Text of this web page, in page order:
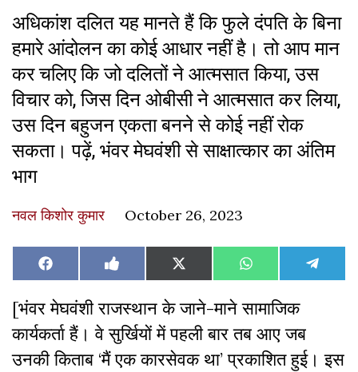
अधिकांश दलित यह मानते हैं कि फुले दंपति के बिना
हमारे आंदोलन का कोई आधार नहीं है। तो आप मान
कर चलिए कि जो दलितों ने आत्मसात किया, उस
विचार को, जिस दिन ओबीसी ने आत्मसात कर लिया,
उस दिन बहुजन एकता बनने से कोई नहीं रोक
सकता। पढ़ें, भंवर मेघवंशी से साक्षात्कार का अंतिम
भाग
नवल किशोर कुमार October 26, 2023
Share
on
Facebook Share
on
Like
on
Facebook
Share
on
X
(Twitter)
Share
on
WhatsAppShare
on
[भंवर मेघवंशी राजस्थान के जाने-माने सामाजिक
कार्यकर्ता हैं। वे सुर्खियों में पहली बार तब आए जब
उनकी किताब ‘मैं एक कारसेवक था’ प्रकाशित हुई। इस